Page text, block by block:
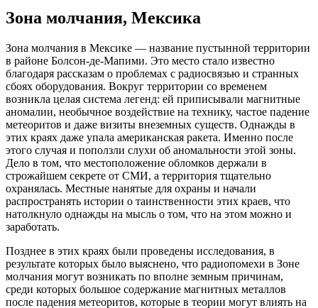
Зона молчания, Мексика
Зона молчания в Мексике — название пустынной территории
в районе Болсон-де-Мапими. Это место стало известно
благодаря рассказам о проблемах с радиосвязью и странных
сбоях оборудования. Вокруг территории со временем
возникла целая система легенд: ей приписывали магнитные
аномалии, необычное воздействие на технику, частое падение
метеоритов и даже визиты внеземных существ. Однажды в
этих краях даже упала американская ракета. Именно после
этого случая и поползли слухи об аномальности этой зоны.
Дело в том, что местоположение обломков держали в
строжайшем секрете от СМИ, а территория тщательно
охранялась. Местные нанятые для охраны и начали
распространять истории о таинственности этих краев, что
натолкнуло однажды на мысль о том, что на этом можно и
заработать.
Позднее в этих краях были проведены исследования, в
результате которых было выяснено, что радиопомехи в Зоне
молчания могут возникать по вполне земным причинам,
среди которых большое содержание магнитных металлов
после падения метеоритов, которые в теории могут влиять на